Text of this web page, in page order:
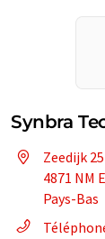
Synbra
Zeedijk 25
4871 NM
Pays-Bas